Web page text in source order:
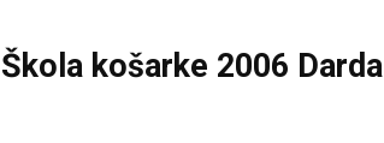
Škola košarke 2006 Darda